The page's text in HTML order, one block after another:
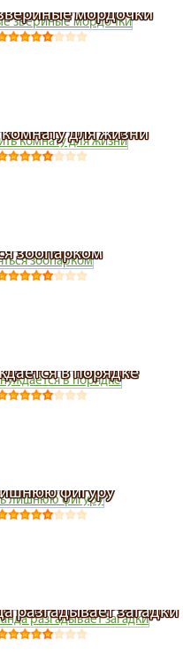
мордочки
для жизни
зоопарком
в порядке
фигуру
разгадывает загадки